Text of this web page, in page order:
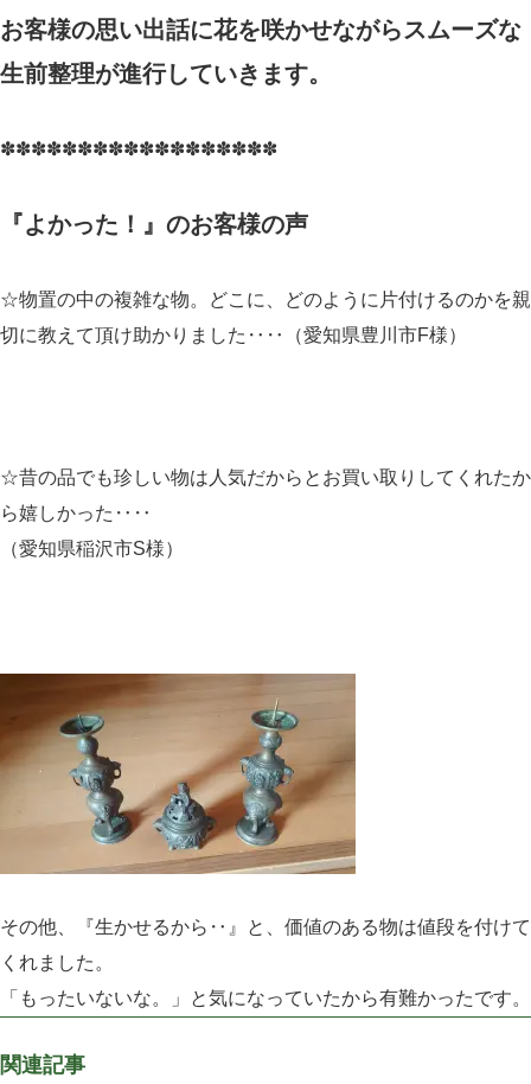
お客様の思い出話に花を咲かせながらスムーズな
生前整理が進行していきます。
✽✽✽✽✽✽✽✽✽✽✽✽✽✽✽✽✽✽
『よかった！』のお客様の声
☆物置の中の複雑な物。どこに、どのように片付けるのかを親
切に教えて頂け助かりました‥‥（愛知県豊川市F様）
☆昔の品でも珍しい物は人気だからとお買い取りしてくれたか
ら嬉しかった‥‥
（愛知県稲沢市S様）
その他、『生かせるから‥』と、価値のある物は値段を付けて
くれました。
「もったいないな。」と気になっていたから有難かったです。
関連記事